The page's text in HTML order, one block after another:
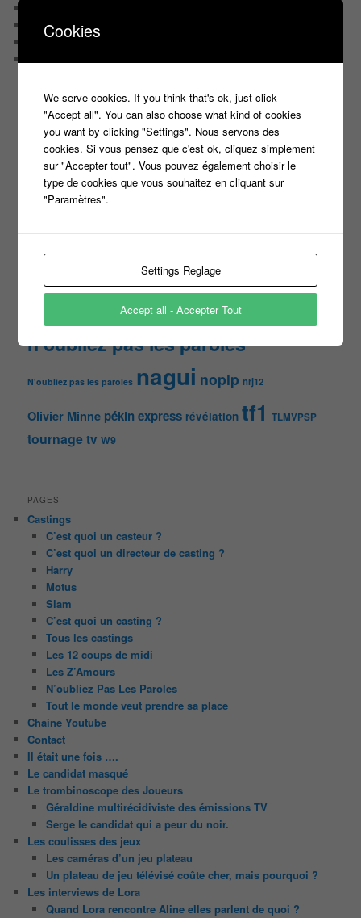
Top Infojeuxtv
uncategorized
Vous avez la parole
ON PARLE DE TOUT ÇA !
"Tout le monde veut prendre sa place"
Article assister dans le public c8 candidatcasteur
casting Christophe Dechavanne Cyril Hanouna
info jeux tvInfos
Jeux TV Julien Courbet
Koh Lantalaurence boccolini le maillon faible m6
money drop
n'oubliez pas les paroles
N'oubliez pas les paroles nagui noplp nrj12
Olivier Minne pékin express révélation tf1 TLMVPSP
tournagetv W9
PAGES
Castings
C’est quoi un casteur ?
C’est quoi un directeur de casting ?
Harry
Motus
Slam
C’est quoi un casting ?
Tous les castings
Les 12 coups de midi
Les Z’Amours
N’oubliez Pas Les Paroles
Tout le monde veut prendre sa place
Chaine Youtube
Contact
Il était une fois ….
Le candidat masqué
Le trombinoscope des Joueurs
Géraldine multirécidiviste des émissions TV
Serge le candidat qui a peur du noir.
Les coulisses des jeux
Les caméras d’un jeu plateau
Un plateau de jeu télévisé coûte cher, mais pourquoi ?
Les interviews de Lora
Quand Lora rencontre Aline elles parlent de quoi ?
Cookies
We serve cookies. If you think that's ok, just click
"Accept all". You can also choose what kind of cookies
you want by clicking "Settings". Nous servons des
cookies. Si vous pensez que c'est ok, cliquez simplement
sur "Accepter tout". Vous pouvez également choisir le
type de cookies que vous souhaitez en cliquant sur
"Paramètres".
Settings Reglage
Accept all - Accepter Tout